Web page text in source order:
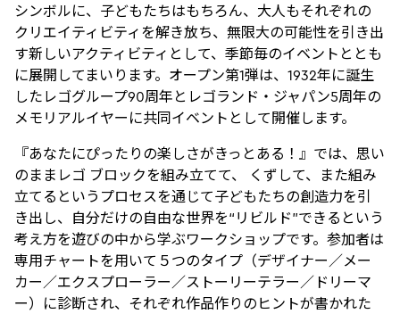
シンボルに、子どもたちはもちろん、大人もそれぞれの
クリエイティビティを解き放ち、無限大の可能性を引き出
す新しいアクティビティとして、季節毎のイベントととも
に展開してまいります。オープン第1弾は、1932年に誕生
したレゴグループ90周年とレゴランド・ジャパン5周年の
メモリアルイヤーに共同イベントとして開催します。
『あなたにぴったりの楽しさがきっとある！』では、思い
のままレゴ ブロックを組み立てて、 くずして、また組み
立てるというプロセスを通じて子どもたちの創造力を引
き出し、自分だけの自由な世界を“リビルド”できるという
考え方を遊びの中から学ぶワークショップです。参加者は
専用チャートを用いて５つのタイプ（デザイナー／メー
カー／エクスプローラー／ストーリーテラー／ドリーマ
ー）に診断され、それぞれ作品作りのヒントが書かれた